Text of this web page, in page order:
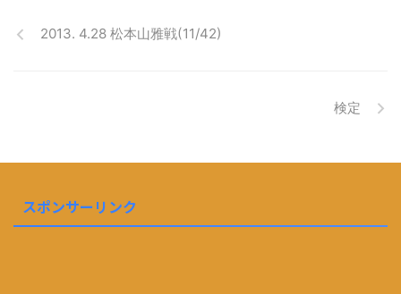
2013. 4.28 松本山雅戦(11/42)
検定
スポンサーリンク